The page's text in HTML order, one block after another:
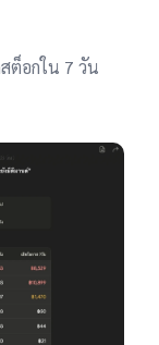
ต็อกใน 7 วัน